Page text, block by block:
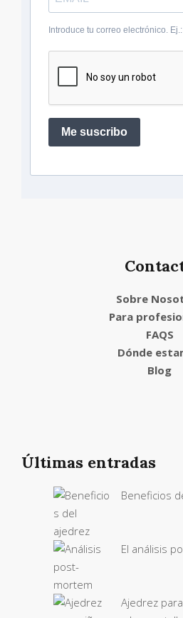
Introduce tu correo electrónico.
Me suscribo
Sobre
Para
FAQS
Dónde
Blog
Últimas entradas
Beneficios
El análisis
Ajedrez